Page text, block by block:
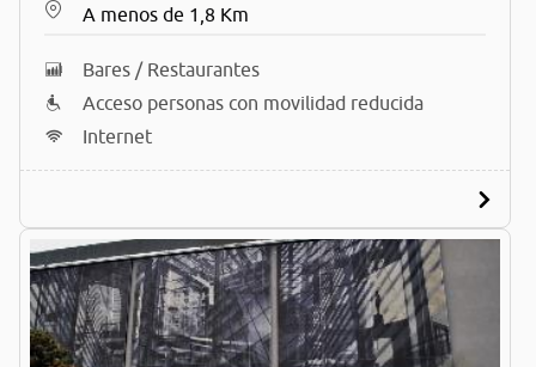
A menos de 1,8 Km
Bares / Restaurantes
Acceso personas con movilidad reducida
Internet